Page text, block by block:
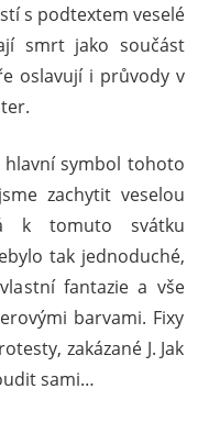
s podtextem veselé
smrt jako součást
oslavují i průvody v
symbol tohoto
zachytit veselou
k tomuto svátku
tak jednoduché,
fantazie a vše
barvami. Fixy
zakázané J. Jak
sami…